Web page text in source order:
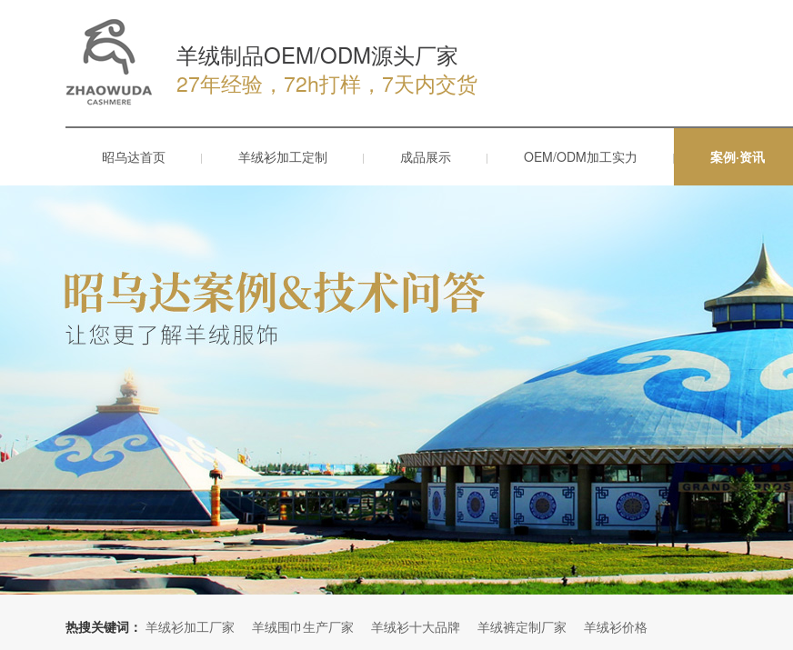
羊绒制品OEM/ODM源头厂家
27年经验，72h打样，7天内交货
昭乌达首页 羊绒衫加工定制 成品展示 OEM/ODM加工实力 案例·资讯
热搜关键词： 羊绒衫加工厂家 羊绒围巾生产厂家 羊绒衫十大品牌 羊绒裤定制厂家 羊绒衫价格